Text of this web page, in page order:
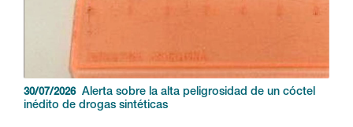
30/07/2026
Alerta sobre la alta peligrosidad de un cóctel
inédito de drogas sintéticas